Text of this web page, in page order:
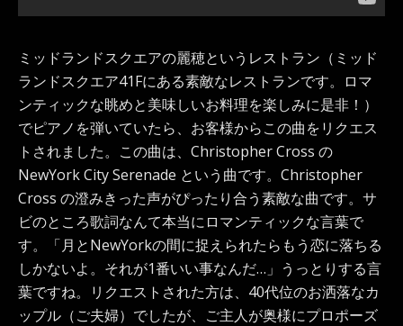
ミッドランドスクエアの麗穂というレストラン（ミッド
ランドスクエア41Fにある素敵なレストランです。ロマ
ンティックな眺めと美味しいお料理を楽しみに是非！）
でピアノを弾いていたら、お客様からこの曲をリクエス
トされました。この曲は、Christopher Cross の
NewYork City Serenade という曲です。Christopher
Cross の澄みきった声がぴったり合う素敵な曲です。サ
ビのところ歌詞なんて本当にロマンティックな言葉で
す。「月とNewYorkの間に捉えられたらもう恋に落ちる
しかないよ。それが1番いい事なんだ…」うっとりする言
葉ですね。リクエストされた方は、40代位のお洒落なカ
ップル（ご夫婦）でしたが、ご主人が奥様にプロポーズ